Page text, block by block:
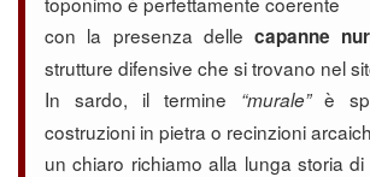
con la presenza dellecapanne
strutture difensive che si trovano nel
In sardo, il termine “murale”è
costruzioni in pietra o recinzioni
un chiaro richiamo alla lunga storia